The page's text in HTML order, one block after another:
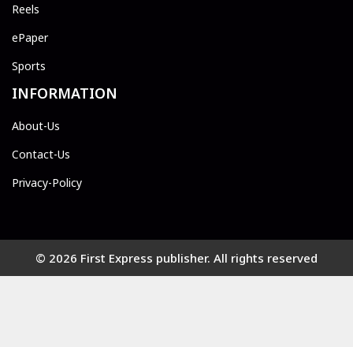
Reels
ePaper
Sports
INFORMATION
About-Us
Contact-Us
Privacy-Policy
© 2026 First Express publisher. All rights reserved